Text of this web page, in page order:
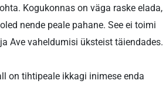
Kogukonnas on väga raske elada,
nende peale pahane. See ei toimi
Ave vaheldumisi üksteist täiendades.
on tihtipeale ikkagi inimese enda